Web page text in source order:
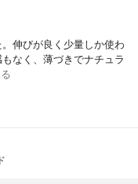
伸びが良く少量しか使わ
なく、薄づきでナチュラ